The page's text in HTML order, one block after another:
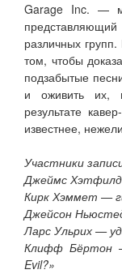
Garage Inc. —
различных
том, чтобы
подзабытые
и оживить их,
результате
известнее,
Участники
Джеймс
Кирк Хэммет —
Джейсон
Ларс Ульрих —
Клифф Бёртон
Evil?»